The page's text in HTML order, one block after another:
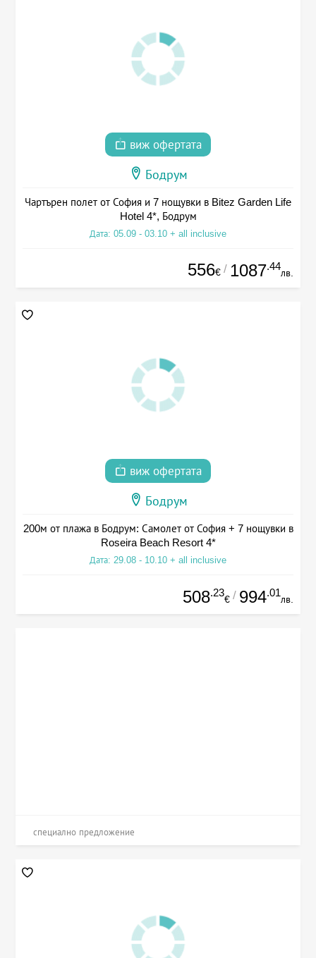
виж офертата
Бодрум
Чартърен полет от София и 7 нощувки в Bitez Garden Life
Hotel 4*, Бодрум
Дата: 05.09 - 03.10 + all inclusive
556€ / 1087.44
лв.
виж офертата
Бодрум
200м от плажа в Бодрум: Самолет от София + 7 нощувки в
Roseira Beach Resort 4*
Дата: 29.08 - 10.10 + all inclusive
508.23
€ / 994.01
лв.
специално предложение